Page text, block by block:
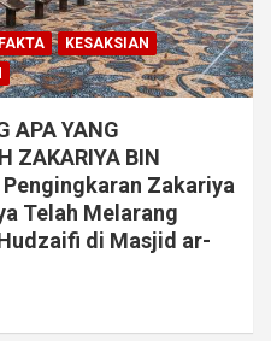
KESAKSIAN
APA YANG
ZAKARIYA BIN
Pengingkaran Zakariya
Telah Melarang
di Masjid ar-